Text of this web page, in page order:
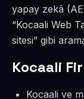
yapay zekâ
“Kocaali Web
sitesi” gibi
Kocaali
Kocaali ve